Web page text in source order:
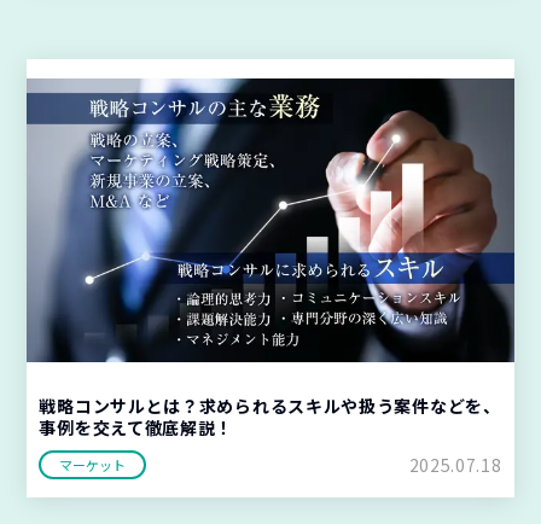
戦略コンサルとは？求められるスキルや扱う案件などを、
事例を交えて徹底解説！
マーケット 2025.07.18